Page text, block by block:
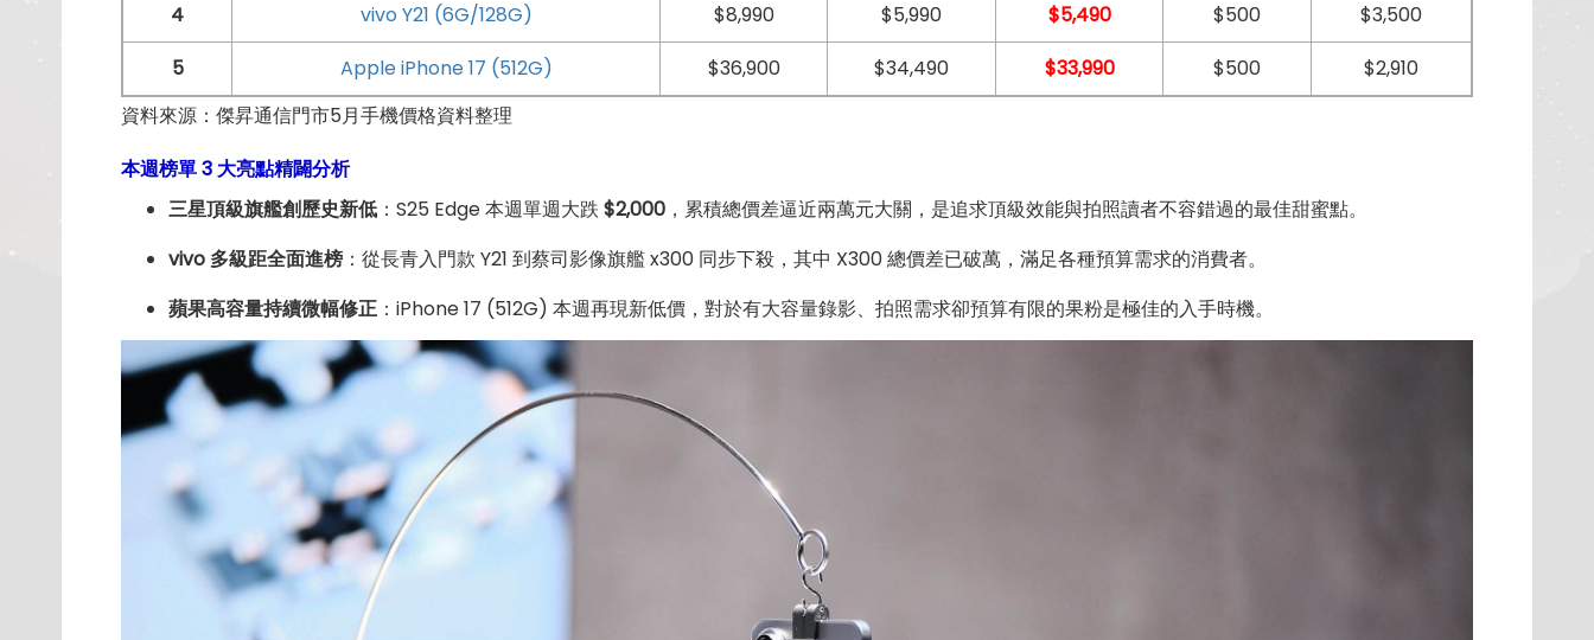
4
vivo Y21 (6G/128G) $8,990 $5,990 $5,490 $500
$3,500
5
Apple iPhone 17 (512G) $36,900 $34,490 $33,990 $500
$2,910
資料來源：傑昇通信門市5月手機價格資料整理
本週榜單 3 大亮點精闢分析
三星頂級旗艦創歷史新低 ：S25 Edge 本週單週大跌 $2,000 ，累積總價差逼近兩萬元大關，是追求頂級效能與拍照讀者不容錯過的最佳甜蜜點。
vivo 多級距全面進榜 ：從長青入門款 Y21 到蔡司影像旗艦 x300 同步下殺，其中 X300 總價差已破萬，滿足各種預算需求的消費者。
蘋果高容量持續微幅修正 ：iPhone 17 (512G) 本週再現新低價，對於有大容量錄影、拍照需求卻預算有限的果粉是極佳的入手時機。